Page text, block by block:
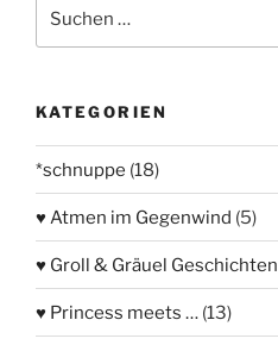
nach:
KATEGORIEN
*schnuppe (18)
♥ Atmen im Gegenwind (5)
♥ Groll & Gräuel Geschichten
♥ Princess meets … (13)